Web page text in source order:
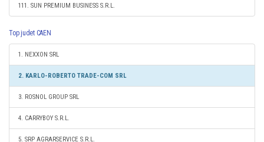
111. SUN PREMIUM BUSINESS S.R.L.
Top judet CAEN
1. NEXXON SRL
2. KARLO-ROBERTO TRADE-COM SRL
3. ROSNOL GROUP SRL
4. CARRYBOY S.R.L.
5. SRP AGRARSERVICE S.R.L.